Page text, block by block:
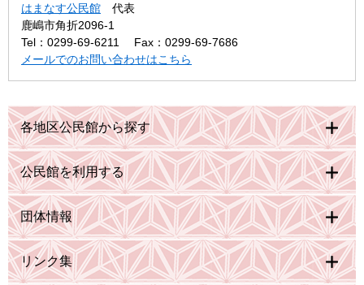
はまなす公民館
代表
鹿嶋市角折2096-1
Tel：0299-69-6211
Fax：0299-69-7686
メールでのお問い合わせはこちら
各地区公民館から探す
公民館を利用する
団体情報
リンク集